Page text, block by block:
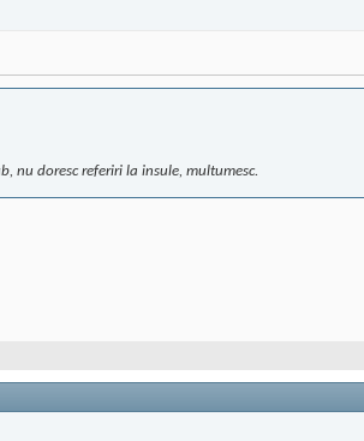
nu doresc referiri la insule, multumesc.